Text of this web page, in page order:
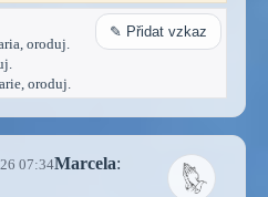
oroduj.
oroduj.
✎ Přidat vzkaz
07:34Marcela: